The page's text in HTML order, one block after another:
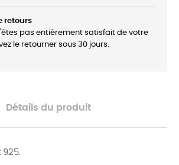
retours
pas entièrement satisfait de votre
le retourner sous 30 jours.
Détails du produit